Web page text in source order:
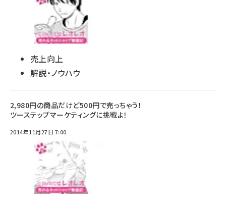
売上向上
解説・ノウハウ
2,980円の商品だけど500円で売っちゃう！
ツーステップマーケティングに挑戦よ！
2014年11月27日 7:00